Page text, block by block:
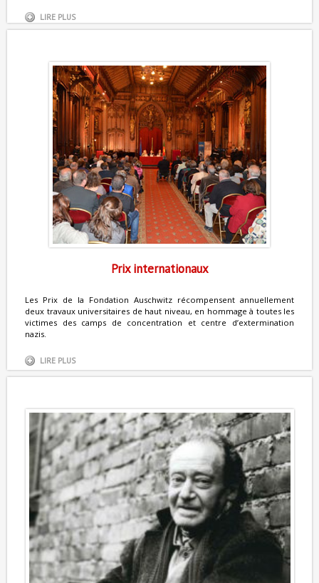
LIRE PLUS
Prix internationaux
Les Prix de la Fondation Auschwitz récompensent annuellement
deux travaux universitaires de haut niveau, en hommage à toutes les
victimes des camps de concentration et centre d’extermination
nazis.
LIRE PLUS